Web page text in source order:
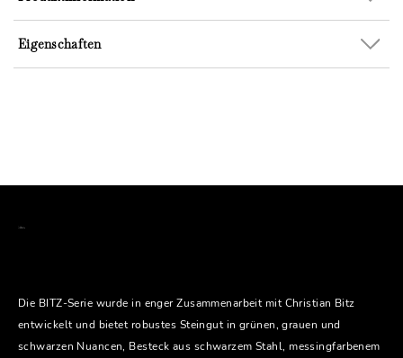
Eigenschaften
Die BITZ-Serie wurde in enger Zusammenarbeit mit Christian Bitz
entwickelt und bietet robustes Steingut in grünen, grauen und
schwarzen Nuancen, Besteck aus schwarzem Stahl, messingfarbenem